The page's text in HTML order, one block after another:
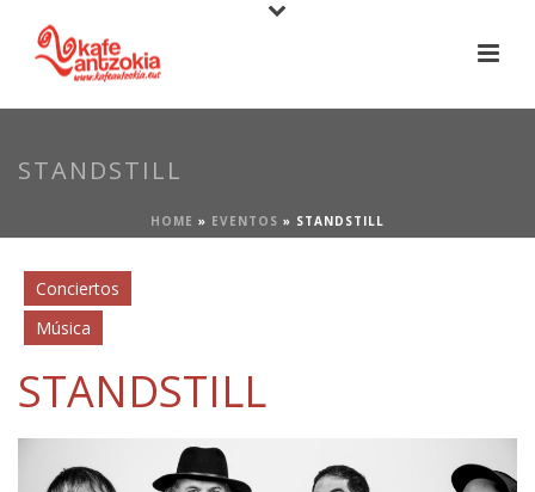
STANDSTILL
HOME » EVENTOS » STANDSTILL
Conciertos
Música
STANDSTILL